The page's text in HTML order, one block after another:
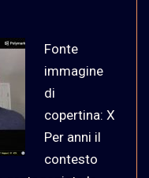
Fonte
immagine
di
copertina: X
Per anni il
contesto